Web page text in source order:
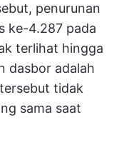
penurunan
ke-4.287 pada
terlihat hingga
dasbor adalah
tidak
sama saat